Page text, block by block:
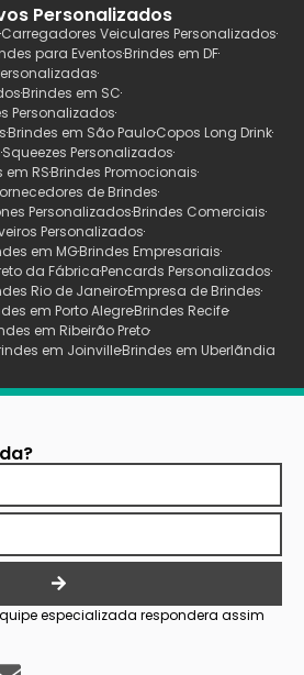
Personalizados
Carregadores Veiculares Personalizados
para EventosBrindes em DF
Brindes em SC
Personalizados
Brindes em São PauloCopos Long Drink
Squeezes Personalizados
em RSBrindes Promocionais
de Brindes
PersonalizadosBrindes Comerciais
Personalizados
em MGBrindes Empresariais
da FábricaPencards Personalizados
Rio de JaneiroEmpresa de Brindes
em Porto AlegreBrindes Recife
em Ribeirão Preto
em JoinvilleBrindes em Uberlãndia
especializada respondera assim